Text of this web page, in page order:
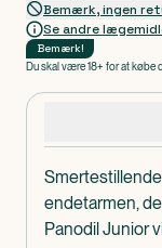
endetarmen,
Panodil Junior
Bemærk, ingen
Se andre
Bemærk!
Du skal være 18+ for at købe